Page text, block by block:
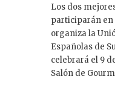
Los dos
participarán en
organiza la
Españolas de
celebrará el 9
Salón de